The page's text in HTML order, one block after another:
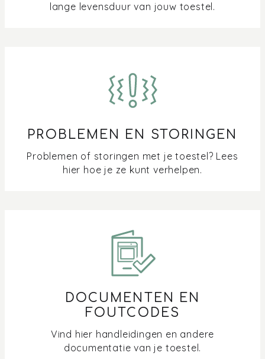
lange levensduur van jouw toestel.
PROBLEMEN EN STORINGEN
Problemen of storingen met je toestel? Lees
hier hoe je ze kunt verhelpen.
DOCUMENTEN EN
FOUTCODES
Vind hier handleidingen en andere
documentatie van je toestel.